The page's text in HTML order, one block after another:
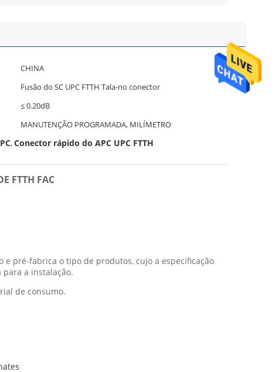
CHINA
Fusão do SC UPC FTTH Tala-no conector
≤ 0.20dB
MANUTENÇÃO PROGRAMADA, MILÍMETRO
,Conector rápido do APC UPC FTTH
FTTH FAC
pré-fabrica o tipo de produtos, cujo a especificação
a instalação.
de consumo.